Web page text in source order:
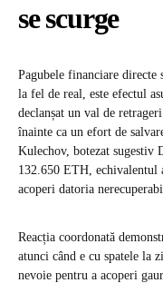
se scurge
Pagubele financiare
la fel de real, este efectul
declanșat un val de
înainte ca un efort de
Kulechov, botezat sugestiv
132.650 ETH, echivalentul
acoperi datoria
Reacția coordonată
atunci când e cu spatele la
nevoie pentru a acoperi